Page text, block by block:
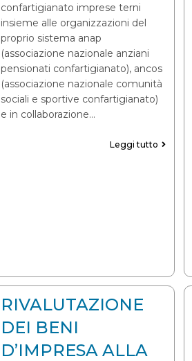
confartigianato imprese terni
insieme alle organizzazioni del
proprio sistema anap
(associazione nazionale anziani
pensionati confartigianato), ancos
(associazione nazionale comunità
sociali e sportive confartigianato)
e in collaborazione…
Leggi tutto
RIVALUTAZIONE
DEI BENI
D’IMPRESA ALLA